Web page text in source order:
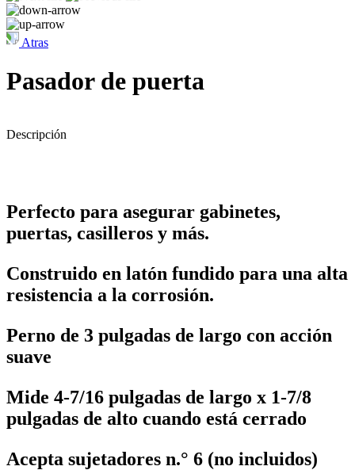
Atras
Pasador de puerta
Descripción
Perfecto para asegurar gabinetes,
puertas, casilleros y más.
Construido en latón fundido para una alta
resistencia a la corrosión.
Perno de 3 pulgadas de largo con acción
suave
Mide 4-7/16 pulgadas de largo x 1-7/8
pulgadas de alto cuando está cerrado
Acepta sujetadores n.° 6 (no incluidos)